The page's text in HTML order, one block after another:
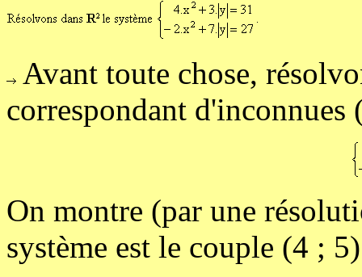
Avant toute chose,
correspondant
On montre (par une
système est le couple (4 ;